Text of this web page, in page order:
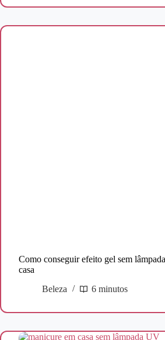
Como conseguir efeito gel sem
casa
Beleza
6 minutos